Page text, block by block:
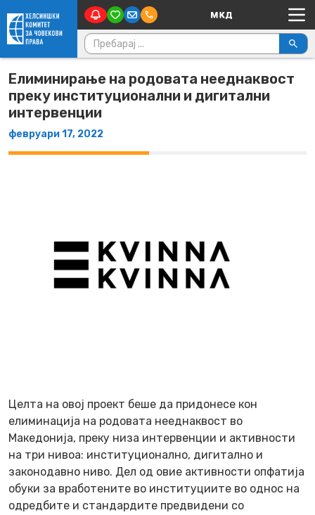
Skip to content Main Navigation
Пребарувај за:
Елиминирање на родовата нееднаквост
преку институционални и дигитални
интервенции
февруари 17, 2022
Целта на овој проект беше да придонесе кон
елиминација на родовата нееднаквост во
Македонија, преку низа интервенции и активности
на три нивоа: институционално, дигитално и
законодавно ниво. Дел од овие активности опфатија
обуки за вработените во институциите во однос на
одредбите и стандардите предвидени со